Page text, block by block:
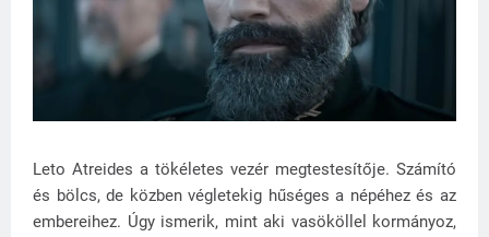
Leto Atreides a tökéletes vezér megtestesítője. Számító
és bölcs, de közben végletekig hűséges a népéhez és az
embereihez. Úgy ismerik, mint aki vasököllel kormányoz,